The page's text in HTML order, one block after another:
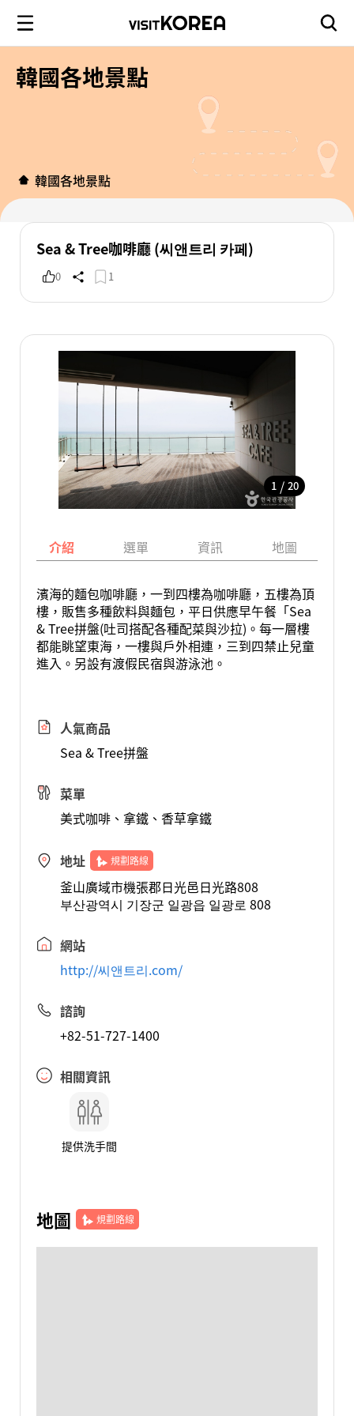
韓國各地景點
韓國各地景點
Sea & Tree咖啡廳 (씨앤트리 카페)
0 1
1 / 20
介紹 選單 資訊 地圖
濱海的麵包咖啡廳，一到四樓為咖啡廳，五樓為頂
樓，販售多種飲料與麵包，平日供應早午餐「Sea
& Tree拼盤(吐司搭配各種配菜與沙拉)。每一層樓
都能眺望東海，一樓與戶外相連，三到四禁止兒童
進入。另設有渡假民宿與游泳池。
人氣商品
Sea & Tree拼盤
菜單
美式咖啡、拿鐵、香草拿鐵
地址 規劃路線
釜山廣域市機張郡日光邑日光路808
부산광역시 기장군 일광읍 일광로 808
網站
http://씨앤트리.com/
諮詢
+82-51-727-1400
相關資訊
提供洗手間
地圖 規劃路線